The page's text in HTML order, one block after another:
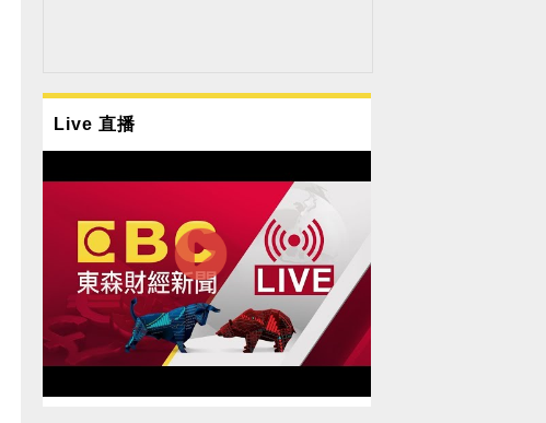
Live 直播